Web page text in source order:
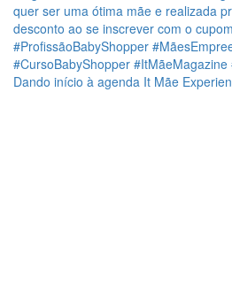
Dando início à agenda It Mãe